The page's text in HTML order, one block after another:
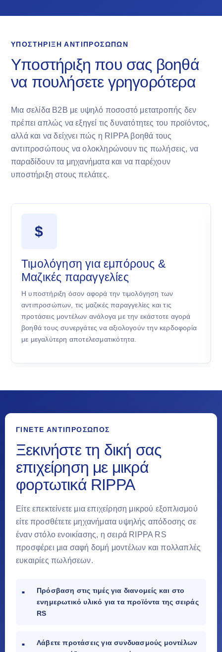
ΥΠΟΣΤΉΡΙΞΗ ΑΝΤΙΠΡΟΣΏΠΩΝ
Υποστήριξη που σας βοηθά
να πουλήσετε γρηγορότερα
Μια σελίδα B2B με υψηλό ποσοστό μετατροπής δεν
πρέπει απλώς να εξηγεί τις δυνατότητες του προϊόντος,
αλλά και να δείχνει πώς η RIPPA βοηθά τους
αντιπροσώπους να ολοκληρώνουν τις πωλήσεις, να
παραδίδουν τα μηχανήματα και να παρέχουν
υποστήριξη στους πελάτες.
$
Τιμολόγηση για εμπόρους &
Μαζικές παραγγελίες
Η υποστήριξη όσον αφορά την τιμολόγηση των
αντιπροσώπων, τις μαζικές παραγγελίες και τις
προτάσεις μοντέλων ανάλογα με την εκάστοτε αγορά
βοηθά τους συνεργάτες να αξιολογούν την κερδοφορία
με μεγαλύτερη αποτελεσματικότητα.
ΓΊΝΕΤΕ ΑΝΤΙΠΡΌΣΩΠΟΣ
Ξεκινήστε τη δική σας
επιχείρηση με μικρά
φορτωτικά RIPPA
Είτε επεκτείνετε μια επιχείρηση μικρού εξοπλισμού
είτε προσθέτετε μηχανήματα υψηλής απόδοσης σε
έναν στόλο ενοικίασης, η σειρά RIPPA RS
προσφέρει μια σαφή δομή μοντέλων και πολλαπλές
ευκαιρίες πωλήσεων.
Πρόσβαση στις τιμές για διανομείς και στο
ενημερωτικό υλικό για τα προϊόντα της σειράς
RS
Λάβετε προτάσεις για συνδυασμούς μοντέλων